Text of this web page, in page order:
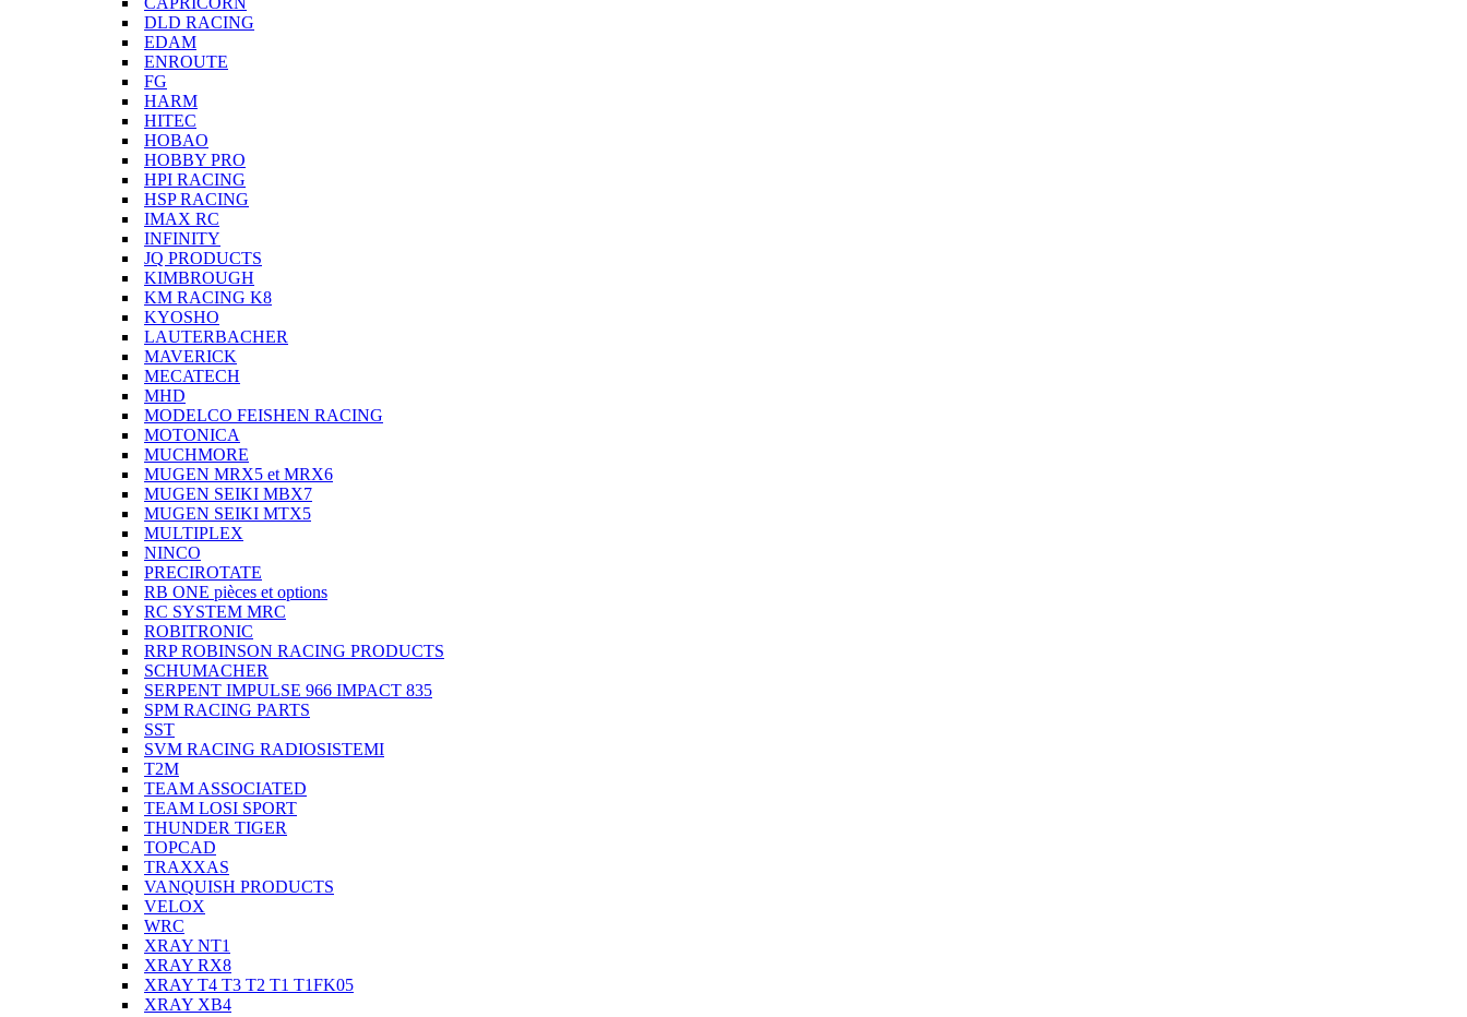
DLD RACING
EDAM
ENROUTE
FG
HARM
HITEC
HOBAO
HOBBY PRO
HPI RACING
HSP RACING
IMAX RC
INFINITY
JQ PRODUCTS
KIMBROUGH
KM RACING K8
KYOSHO
LAUTERBACHER
MAVERICK
MECATECH
MHD
MODELCO FEISHEN RACING
MOTONICA
MUCHMORE
MUGEN MRX5 et MRX6
MUGEN SEIKI MBX7
MUGEN SEIKI MTX5
MULTIPLEX
NINCO
PRECIROTATE
RB ONE pièces et options
RC SYSTEM MRC
ROBITRONIC
RRP ROBINSON RACING PRODUCTS
SCHUMACHER
SERPENT IMPULSE 966 IMPACT 835
SPM RACING PARTS
SST
SVM RACING RADIOSISTEMI
T2M
TEAM ASSOCIATED
TEAM LOSI SPORT
THUNDER TIGER
TOPCAD
TRAXXAS
VANQUISH PRODUCTS
VELOX
WRC
XRAY NT1
XRAY RX8
XRAY T4 T3 T2 T1 T1FK05
XRAY XB4